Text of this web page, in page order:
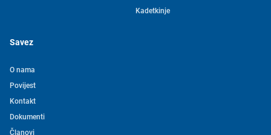
Kadetkinje
Savez
O nama
Povijest
Kontakt
Dokumenti
Članovi